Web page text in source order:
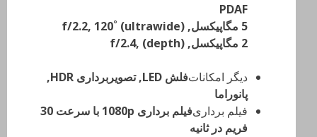
PDAF
5 مگاپیکسل, f/2.2, 120˚ (ultrawide)
2 مگاپیکسل, f/2.4, (depth)
دیگر امکانات
فلش LED, تصویربرداری HDR,
پانوراما
فیلم برداری
فیلم برداری 1080p با سرعت 30
فریم در ثانیه